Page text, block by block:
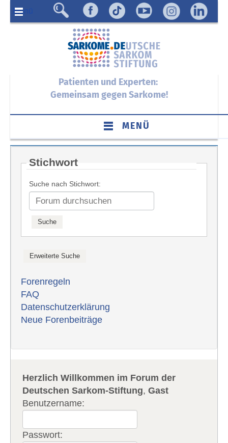
Menü
Patienten und Experten:
Gemeinsam gegen Sarkome!
MENÜ
Stichwort
Suche nach Stichwort:
Forenregeln
FAQ
Datenschutzerklärung
Neue Forenbeiträge
Herzlich Willkommen im Forum der
Deutschen Sarkom-Stiftung,Gast
Benutzername:
Passwort: